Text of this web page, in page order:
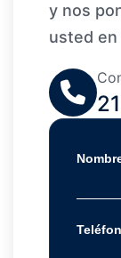
y nos
usted en